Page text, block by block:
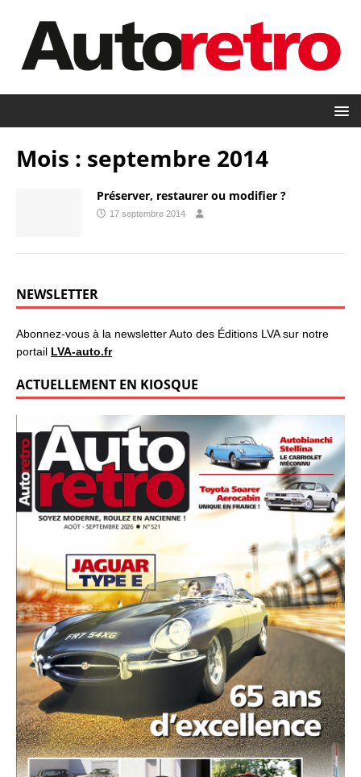
Mois : septembre 2014
Préserver, restaurer ou modifier ?
17 septembre 2014
NEWSLETTER
Abonnez-vous à la newsletter Auto des Éditions LVA sur notre
portail LVA-auto.fr
ACTUELLEMENT EN KIOSQUE